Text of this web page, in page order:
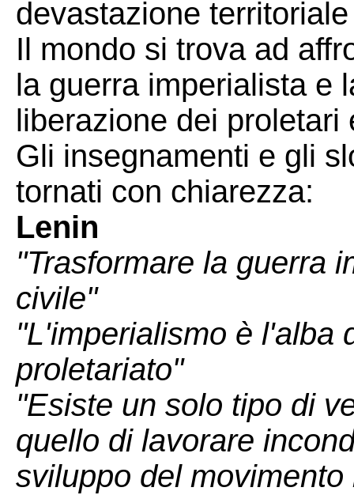
devastazione
Il mondo si trova ad
la guerra imperialista e
liberazione dei proletari
Gli insegnamenti e gli
tornati con chiarezza:
Lenin
"Trasformare la guerra
civile"
"L'imperialismo è l'alba
proletariato"
"Esiste un solo tipo di
quello di lavorare
sviluppo del